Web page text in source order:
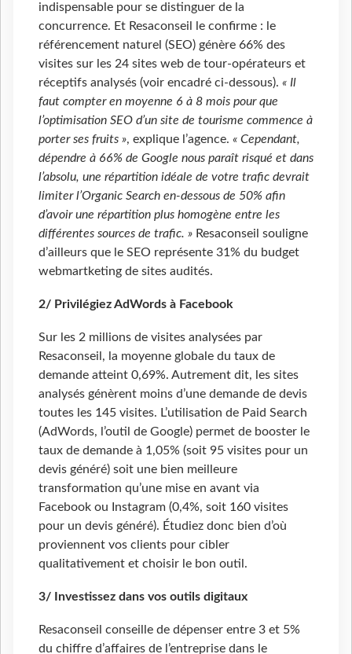
indispensable pour se distinguer de la
concurrence. Et Resaconseil le confirme : le
référencement naturel (SEO) génère 66% des
visites sur les 24 sites web de tour-opérateurs et
réceptifs analysés (voir encadré ci-dessous). « Il
faut compter en moyenne 6 à 8 mois pour que
l’optimisation SEO d’un site de tourisme commence à
porter ses fruits », explique l’agence. « Cependant,
dépendre à 66% de Google nous paraît risqué et dans
l’absolu, une répartition idéale de votre trafic devrait
limiter l’Organic Search en-dessous de 50% afin
d’avoir une répartition plus homogène entre les
différentes sources de trafic. » Resaconseil souligne
d’ailleurs que le SEO représente 31% du budget
webmartketing de sites audités.
2/ Privilégiez AdWords à Facebook
Sur les 2 millions de visites analysées par
Resaconseil, la moyenne globale du taux de
demande atteint 0,69%. Autrement dit, les sites
analysés génèrent moins d’une demande de devis
toutes les 145 visites. L’utilisation de Paid Search
(AdWords, l’outil de Google) permet de booster le
taux de demande à 1,05% (soit 95 visites pour un
devis généré) soit une bien meilleure
transformation qu’une mise en avant via
Facebook ou Instagram (0,4%, soit 160 visites
pour un devis généré). Étudiez donc bien d’où
proviennent vos clients pour cibler
qualitativement et choisir le bon outil.
3/ Investissez dans vos outils digitaux
Resaconseil conseille de dépenser entre 3 et 5%
du chiffre d’affaires de l’entreprise dans le